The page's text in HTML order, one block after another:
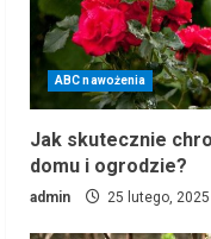
ABC nawożenia
Jak skutecznie
domu i ogrodzie?
admin 25 lutego, 2025